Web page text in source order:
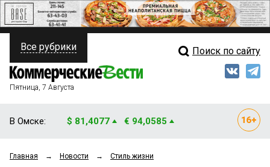
ПОЛИТИКА
ФИНАНСЫ
ОБЩЕСТВО
Свежий выпуск
Все рубрики Поиск по сайту
Пятница, 7 Августа
В Омске: $ 81,4077 € 94,0585
Главная → Новости → Стиль жизни